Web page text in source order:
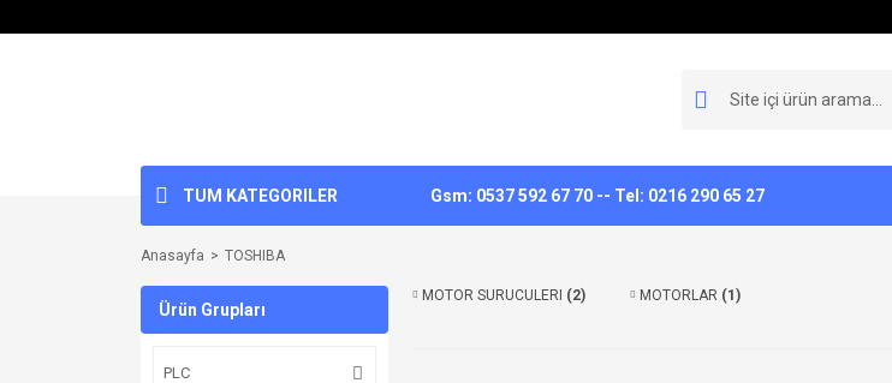
TUM KATEGORILER Gsm: 0537 592 67 70 -- Tel: 0216 290 65 27
Anasayfa TOSHIBA
Ürün Grupları
PLC
MOTOR SURUCULERI (2) MOTORLAR (1)